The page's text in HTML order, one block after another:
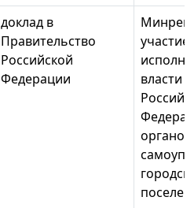
доклад в
Правительство
Российской
Федерации
власти